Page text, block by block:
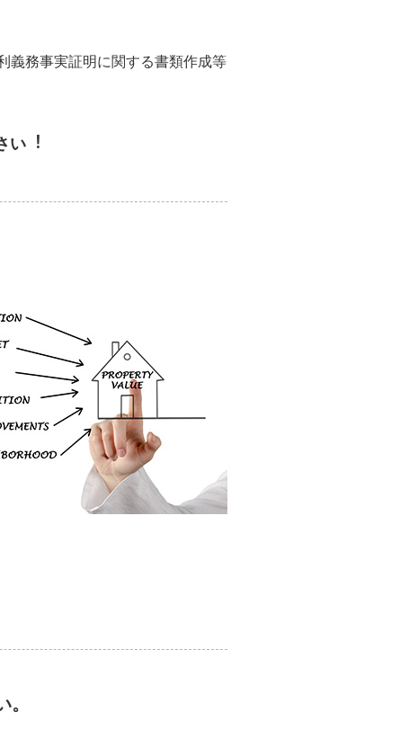
義務事実証明に関する書類作成等
い︕